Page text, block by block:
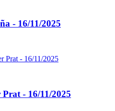
- 16/11/2025
- 16/11/2025